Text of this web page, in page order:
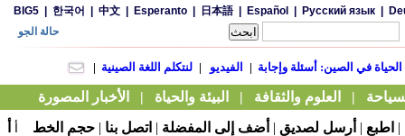
| اطبع | أرسل لصديق | أضف إلى المفضلة | اتصل بنا | حجم الخط